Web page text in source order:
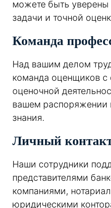
можете быть
задачи и точной
Команда
Над вашим делом
команда оценщиков
оценочной
вашем распоряжении
знания.
Личный
Наши сотрудники
представителями
компаниями,
юридическими